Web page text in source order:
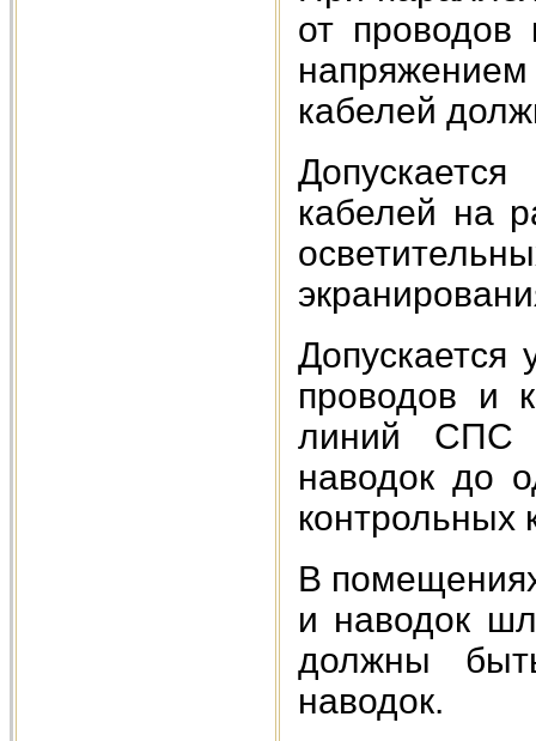
от проводов
кабелей
кабелей на
проводов и
линий СПС
наводок до
контрольных
В
и наводок
должны
наводок.